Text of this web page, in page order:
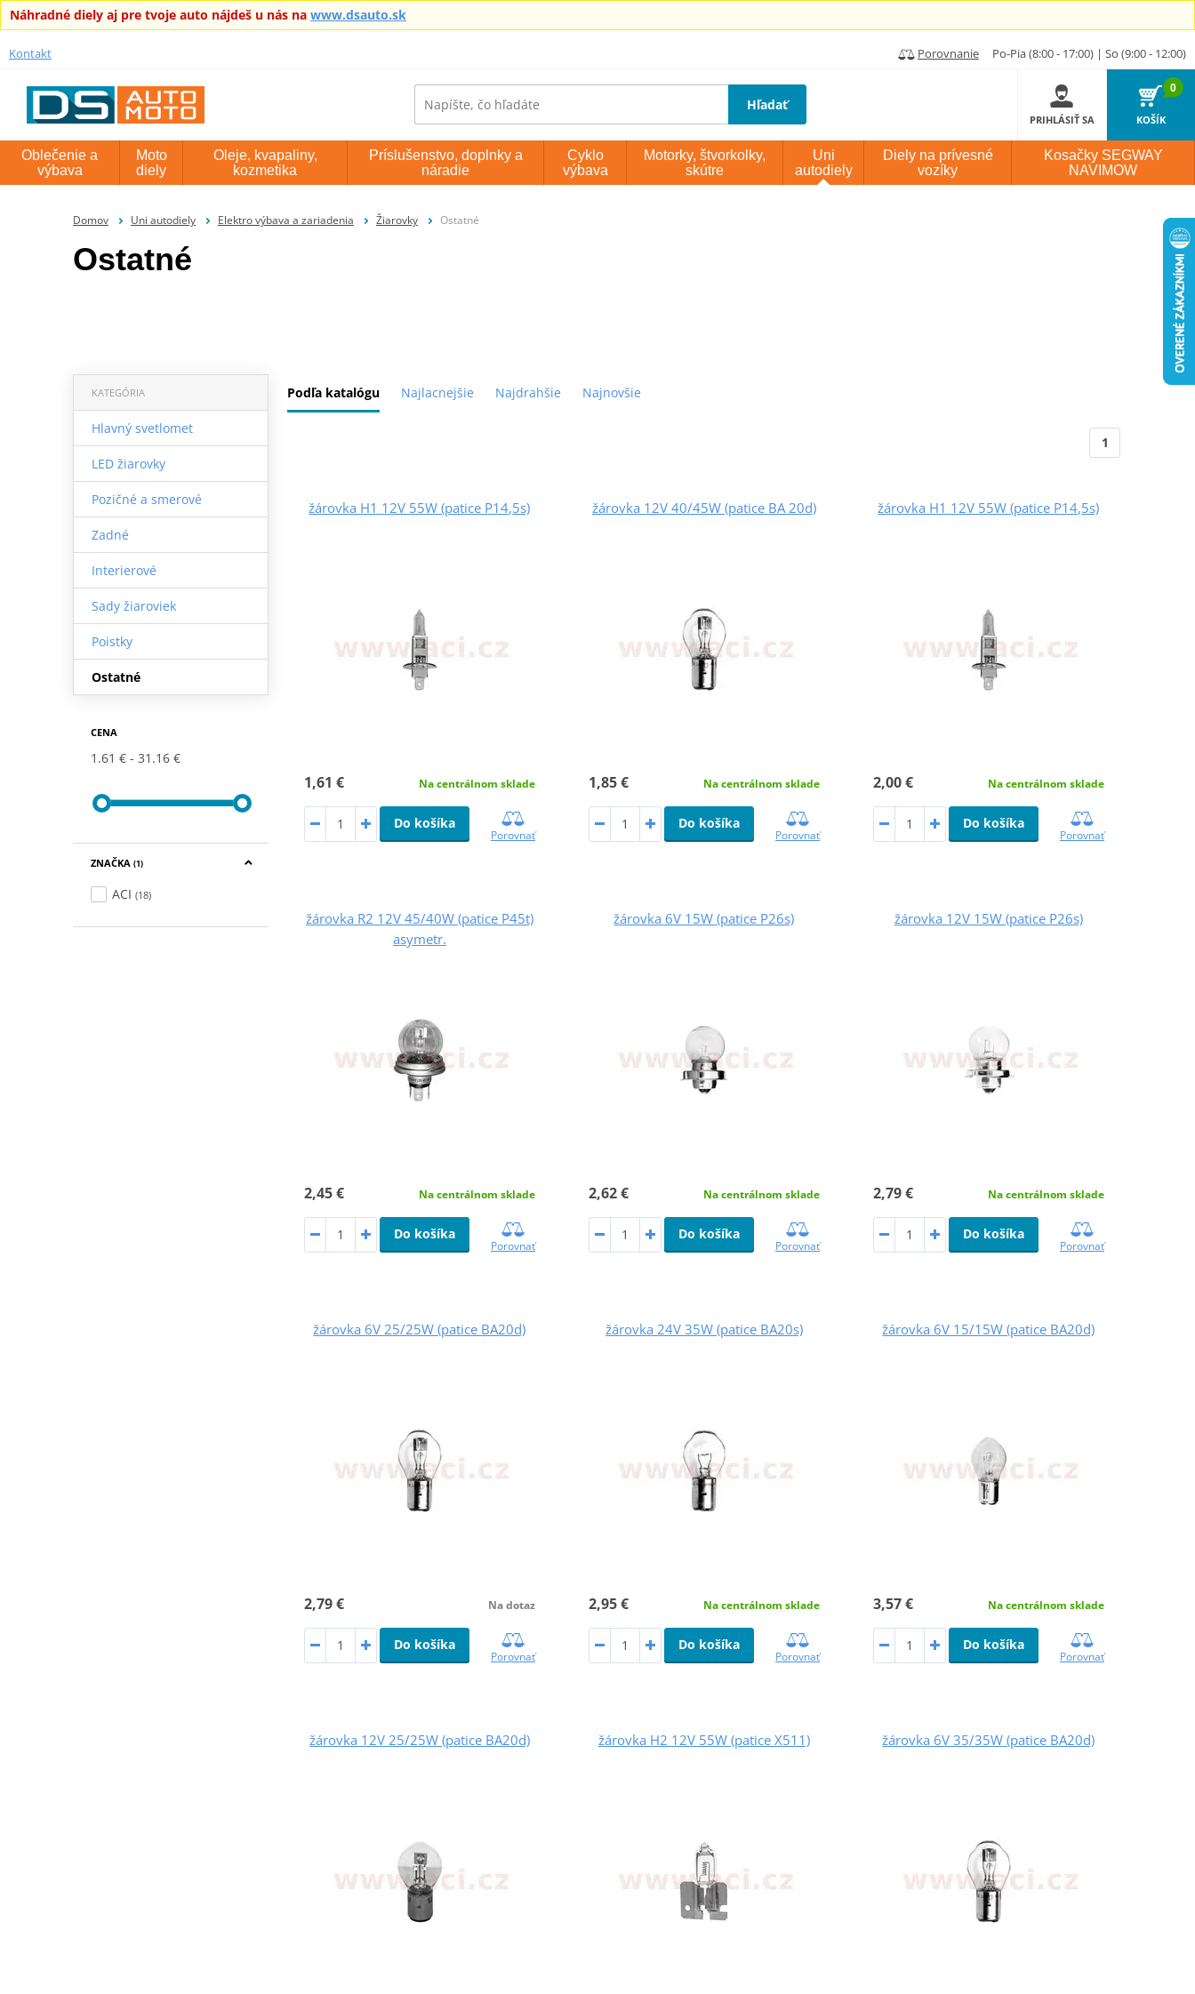
Náhradné diely aj pre tvoje auto nájdeš u nás na www.dsauto.sk
Kontakt Porovnanie Po-Pia (8:00 - 17:00) | So (9:00 - 12:00)
Hľadať
PRIHLÁSIŤ SA
0
KOŠÍK
Oblečenie a
výbava
Moto
diely
Oleje, kvapaliny,
kozmetika
Príslušenstvo, doplnky a
náradie
Cyklo
výbava
Motorky, štvorkolky,
skútre
Uni
autodiely
Diely na prívesné
vozíky
Kosačky SEGWAY
NAVIMOW
Domov Uni autodiely Elektro výbava a zariadenia Žiarovky Ostatné
Ostatné
Podľa katalógu Najlacnejšie Najdrahšie Najnovšie
KATEGÓRIA
Hlavný svetlomet
LED žiarovky
Pozičné a smerové
Zadné
Interierové
Sady žiaroviek
Poistky
Ostatné
CENA
1.61 € 31.16 €
ZNAČKA (1)
ACI (18)
1
žárovka H1 12V 55W (patice P14,5s)
1,61 € Na centrálnom sklade
Do košíka
Porovnať
žárovka 12V 40/45W (patice BA 20d)
1,85 € Na centrálnom sklade
Do košíka
Porovnať
žárovka H1 12V 55W (patice P14,5s)
2,00 € Na centrálnom sklade
Do košíka
Porovnať
žárovka R2 12V 45/40W (patice P45t)
asymetr.
2,45 € Na centrálnom sklade
Do košíka
Porovnať
žárovka 6V 15W (patice P26s)
2,62 € Na centrálnom sklade
Do košíka
Porovnať
žárovka 12V 15W (patice P26s)
2,79 € Na centrálnom sklade
Do košíka
Porovnať
žárovka 6V 25/25W (patice BA20d)
2,79 € Na dotaz
Do košíka
Porovnať
žárovka 24V 35W (patice BA20s)
2,95 € Na centrálnom sklade
Do košíka
Porovnať
žárovka 6V 15/15W (patice BA20d)
3,57 € Na centrálnom sklade
Do košíka
Porovnať
žárovka 12V 25/25W (patice BA20d) žárovka H2 12V 55W (patice X511) žárovka 6V 35/35W (patice BA20d)